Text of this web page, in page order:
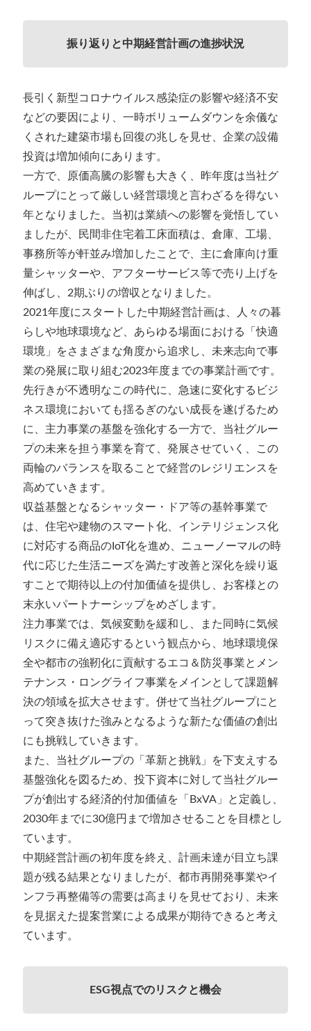
振り返りと中期経営計画の進捗状況
長引く新型コロナウイルス感染症の影響や経済不安
などの要因により、一時ボリュームダウンを余儀な
くされた建築市場も回復の兆しを見せ、企業の設備
投資は増加傾向にあります。
一方で、原価高騰の影響も大きく、昨年度は当社グ
ループにとって厳しい経営環境と言わざるを得ない
年となりました。当初は業績への影響を覚悟してい
ましたが、民間非住宅着工床面積は、倉庫、工場、
事務所等が軒並み増加したことで、主に倉庫向け重
量シャッターや、アフターサービス等で売り上げを
伸ばし、2期ぶりの増収となりました。
2021年度にスタートした中期経営計画は、人々の暮
らしや地球環境など、あらゆる場面における「快適
環境」をさまざまな角度から追求し、未来志向で事
業の発展に取り組む2023年度までの事業計画です。
先行きが不透明なこの時代に、急速に変化するビジ
ネス環境においても揺るぎのない成長を遂げるため
に、主力事業の基盤を強化する一方で、当社グルー
プの未来を担う事業を育て、発展させていく、この
両輪のバランスを取ることで経営のレジリエンスを
高めていきます。
収益基盤となるシャッター・ドア等の基幹事業で
は、住宅や建物のスマート化、インテリジェンス化
に対応する商品のIoT化を進め、ニューノーマルの時
代に応じた生活ニーズを満たす改善と深化を繰り返
すことで期待以上の付加価値を提供し、お客様との
末永いパートナーシップをめざします。
注力事業では、気候変動を緩和し、また同時に気候
リスクに備え適応するという観点から、地球環境保
全や都市の強靭化に貢献するエコ＆防災事業とメン
テナンス・ロングライフ事業をメインとして課題解
決の領域を拡大させます。併せて当社グループにと
って突き抜けた強みとなるような新たな価値の創出
にも挑戦していきます。
また、当社グループの「革新と挑戦」を下支えする
基盤強化を図るため、投下資本に対して当社グルー
プが創出する経済的付加価値を「BxVA」と定義し、
2030年までに30億円まで増加させることを目標とし
ています。
中期経営計画の初年度を終え、計画未達が目立ち課
題が残る結果となりましたが、都市再開発事業やイ
ンフラ再整備等の需要は高まりを見せており、未来
を見据えた提案営業による成果が期待できると考え
ています。
ESG視点でのリスクと機会